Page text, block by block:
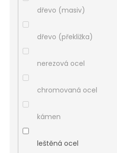
dřevo (masiv)
dřevo (překližka)
nerezová ocel
chromovaná ocel
kámen
leštěná ocel